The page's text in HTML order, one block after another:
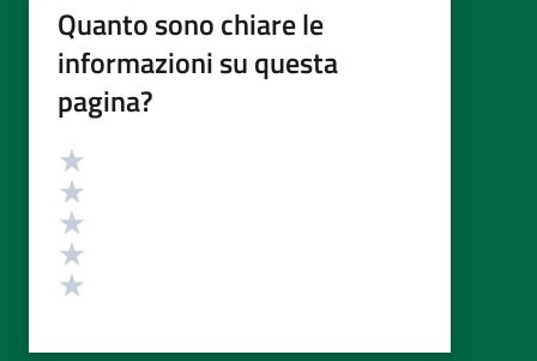
Quanto sono chiare le
informazioni su questa
pagina?
Valutazione